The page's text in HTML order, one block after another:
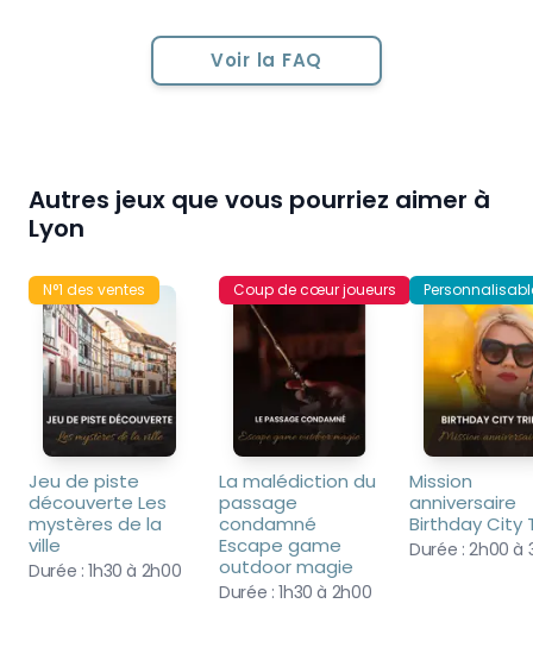
Voir la FAQ
Autres jeux que vous pourriez aimer à
Lyon
N°1 des ventes
Jeu de piste
découverte Les
mystères de la
ville
Durée :1h30 à 2h00
Coup de cœur joueurs
La malédiction du
passage
condamné
Escape game
outdoor magie
Durée :1h30 à 2h00
Mission
anniversaire
Birthday City
Durée :2h00 à